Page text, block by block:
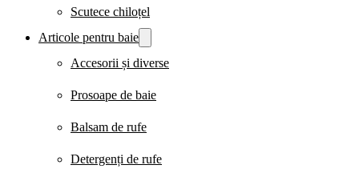
Scutece chiloțel
Articole pentru baie
Accesorii și diverse
Prosoape de baie
Balsam de rufe
Detergenți de rufe